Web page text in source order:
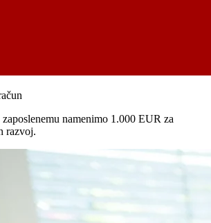
namenimo 1.000 EUR za
razvoj.